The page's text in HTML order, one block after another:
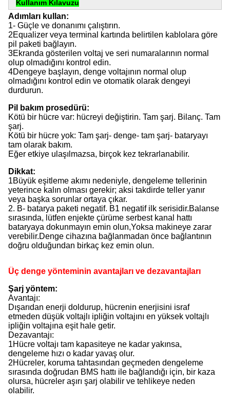
Kullanım Kılavuzu
Adımları kullan:
1- Güçle ve donanımı çalıştırın.
2Equalizer veya terminal kartında belirtilen kablolara göre
pil paketi bağlayın.
3Ekranda gösterilen voltaj ve seri numaralarının normal
olup olmadığını kontrol edin.
4Dengeye başlayın, denge voltajının normal olup
olmadığını kontrol edin ve otomatik olarak dengeyi
durdurun.
Pil bakım prosedürü:
Kötü bir hücre var: hücreyi değiştirin. Tam şarj. Bilanç. Tam
şarj.
Kötü bir hücre yok: Tam şarj- denge- tam şarj- bataryayı
tam olarak bakım.
Eğer etkiye ulaşılmazsa, birçok kez tekrarlanabilir.
Dikkat:
1Büyük eşitleme akımı nedeniyle, dengeleme tellerinin
yeterince kalın olması gerekir; aksi takdirde teller yanır
veya başka sorunlar ortaya çıkar.
2. B- batarya paketi negatif. B1 negatif ilk serisidir.Balanse
sırasında, lütfen enjekte çürüme serbest kanal hattı
bataryaya dokunmayın emin olun,Yoksa makineye zarar
verebilir.Denge cihazına bağlanmadan önce bağlantının
doğru olduğundan birkaç kez emin olun.
Üç denge yönteminin avantajları ve dezavantajları
Şarj yöntem:
Avantajı:
Dışarıdan enerji doldurup, hücrenin enerjisini israf
etmeden düşük voltajlı ipliğin voltajını en yüksek voltajlı
ipliğin voltajına eşit hale getir.
Dezavantajı:
1Hücre voltajı tam kapasiteye ne kadar yakınsa,
dengeleme hızı o kadar yavaş olur.
2Hücreler, koruma tahtasından geçmeden dengeleme
sırasında doğrudan BMS hattı ile bağlandığı için, bir kaza
olursa, hücreler aşırı şarj olabilir ve tehlikeye neden
olabilir.